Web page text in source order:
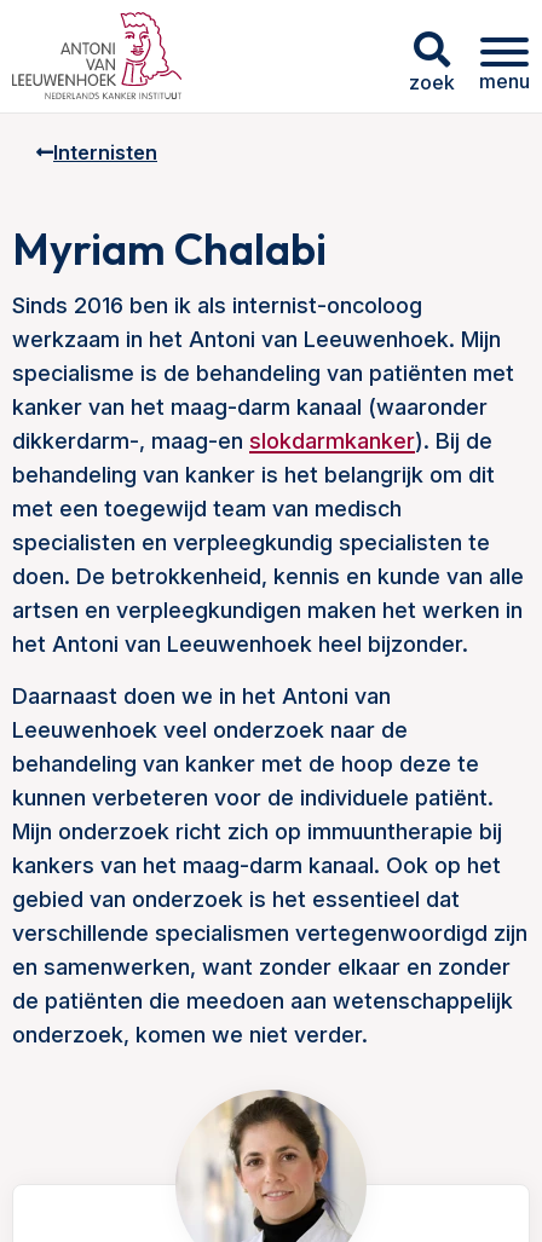
zoek menu
Internisten
Myriam Chalabi
Sinds 2016 ben ik als internist-oncoloog
werkzaam in het Antoni van Leeuwenhoek. Mijn
specialisme is de behandeling van patiënten met
kanker van het maag-darm kanaal (waaronder
dikkerdarm-, maag-en slokdarmkanker). Bij de
behandeling van kanker is het belangrijk om dit
met een toegewijd team van medisch
specialisten en verpleegkundig specialisten te
doen. De betrokkenheid, kennis en kunde van alle
artsen en verpleegkundigen maken het werken in
het Antoni van Leeuwenhoek heel bijzonder.
Daarnaast doen we in het Antoni van
Leeuwenhoek veel onderzoek naar de
behandeling van kanker met de hoop deze te
kunnen verbeteren voor de individuele patiënt.
Mijn onderzoek richt zich op immuuntherapie bij
kankers van het maag-darm kanaal. Ook op het
gebied van onderzoek is het essentieel dat
verschillende specialismen vertegenwoordigd zijn
en samenwerken, want zonder elkaar en zonder
de patiënten die meedoen aan wetenschappelijk
onderzoek, komen we niet verder.